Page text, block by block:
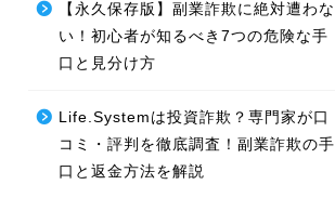
【永久保存版】副業詐欺に絶対遭わな
い！初心者が知るべき7つの危険な手
口と見分け方
Life.Systemは投資詐欺？専門家が口
コミ・評判を徹底調査！副業詐欺の手
口と返金方法を解説